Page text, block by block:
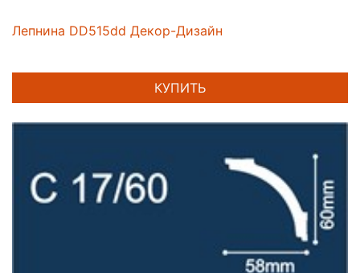
Лепнина DD515dd Декор-Дизайн
КУПИТЬ